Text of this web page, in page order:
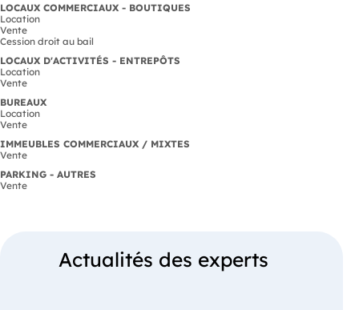
LOCAUX COMMERCIAUX - BOUTIQUES
Location
Vente
Cession droit au bail
LOCAUX D'ACTIVITÉS - ENTREPÔTS
Location
Vente
BUREAUX
Location
Vente
IMMEUBLES COMMERCIAUX / MIXTES
Vente
PARKING - AUTRES
Vente
Actualités des experts